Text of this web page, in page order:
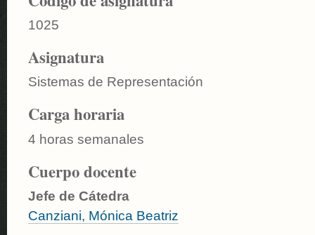
1025
Asignatura
Sistemas de Representación
Carga horaria
4 horas semanales
Cuerpo docente
Jefe de Cátedra
Canziani, Mónica Beatriz